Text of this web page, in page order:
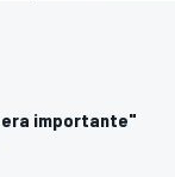
era importante"